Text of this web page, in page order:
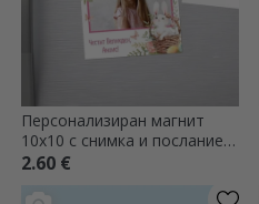
Персонализиран магнит
10x10 с снимка и послание -
Весела Великден!
2.60 €